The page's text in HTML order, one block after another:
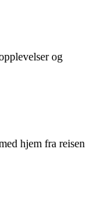
og
hjem fra reisen